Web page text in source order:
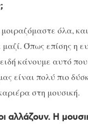
όλα,
Όπως επίσης η
κάνουμε αυτό
είναι πολύ πιο
στη μουσική.
αλλάζουν. Η